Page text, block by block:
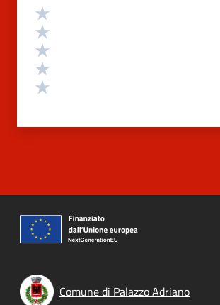
Valutazione
Comune di Palazzo Adriano